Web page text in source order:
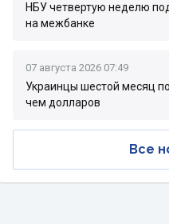
НБУ четвертую неделю
на межбанке
07 августа 2026 07:49
Украинцы шестой месяц
чем долларов
Все